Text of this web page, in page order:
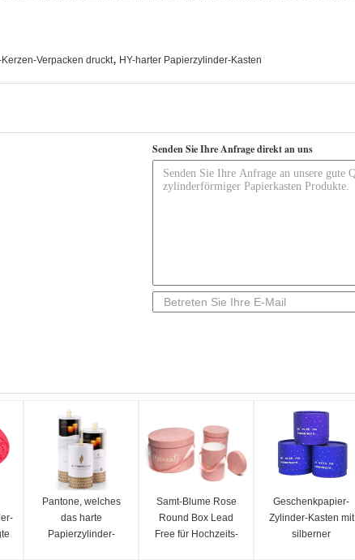
Verpacken druckt, HY-harter Papierzylinder-Kasten
Senden Sie Ihre Anfrage direkt an uns
Pantone, welches
das harte
Papierzylinder-
Samt-Blume Rose
Round Box Lead
Free für Hochzeits-
Geschenkpapier-
Zylinder-Kasten mit
silberner